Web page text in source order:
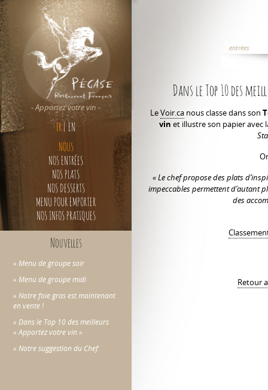
- Apportez votre vin -
FR|EN
NOUS
NOS ENTRÉES
NOS PLATS
NOS DESSERTS
MENU POUR EMPORTER
NOS INFOS PRATIQUES
Nouvelles
» Menu de groupe soir
» Menu de groupe midi
» Notre foie gras est maintenant
en vente !
» Dans le Top 10 des meilleurs
« Apportez votre vin »
» Notre suggestion du Chef
entrées
Dans le Top 10 des
LeVoir.canous classe dans son
vin et illustre son papier
« Le chef propose des plats
impeccables permettent d’autant
des
Retour